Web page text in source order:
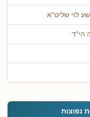
לוי שליט"א
הי"ד
נפוצות